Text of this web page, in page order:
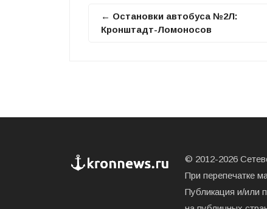
← Остановки автобуса №2Л:
Кронштадт-Ломоносов
© 2012-2026
При перепечатке
Публикация и/или